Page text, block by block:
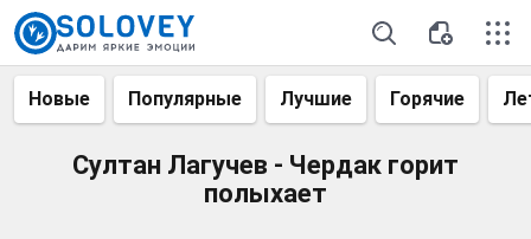
Новые Популярные Лучшие Горячие
Султан Лагучев - Чердак горит
полыхает